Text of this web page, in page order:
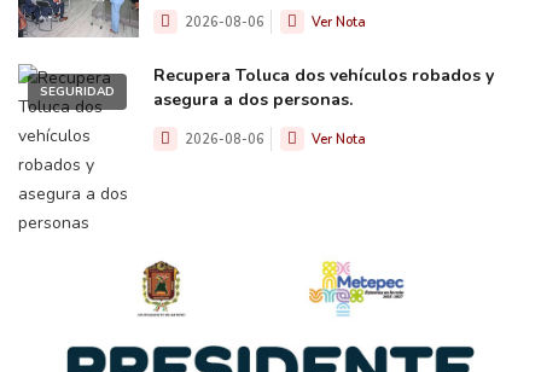
2026-08-06 Ver Nota
SEGURIDAD
Recupera Toluca dos vehículos robados y
asegura a dos personas.
2026-08-06 Ver Nota